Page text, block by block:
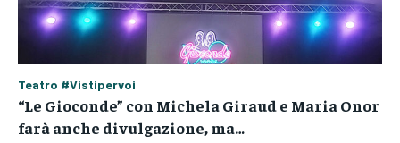
Teatro #Vistipervoi
“Le Gioconde” con Michela Giraud e Maria Onor
farà anche divulgazione, ma…